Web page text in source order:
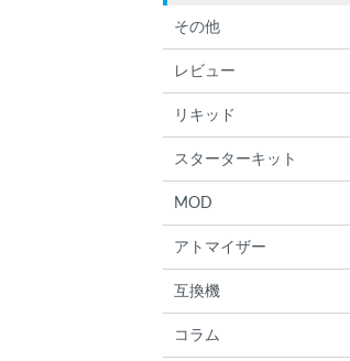
その他
レビュー
リキッド
スターターキット
MOD
アトマイザー
互換機
コラム
る商品がありません